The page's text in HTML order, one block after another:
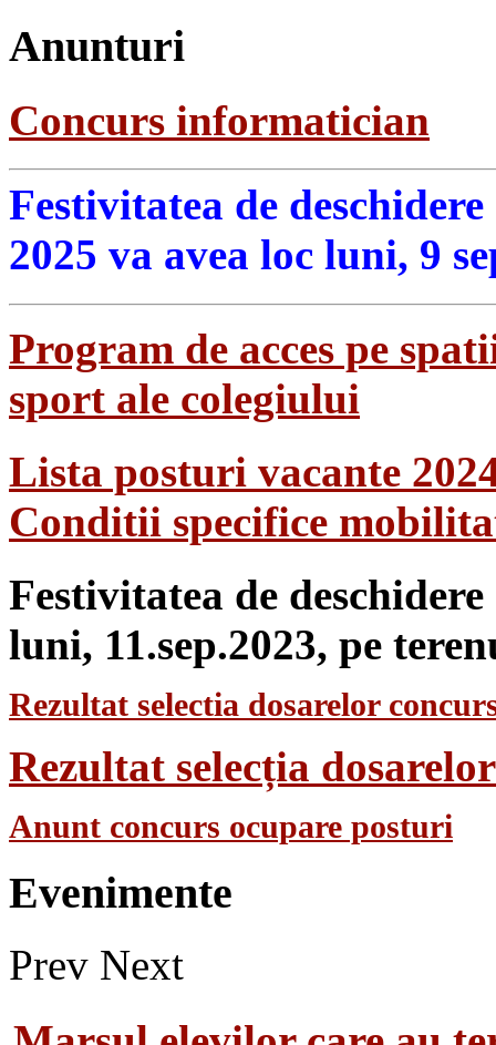
Anunturi
Concurs informatician
Festivitatea de
2025 va avea loc luni, 9
Program de acces pe
sport ale colegiului
Lista posturi vacante
Conditii specifice
Festivitatea de
luni, 11.sep.2023, pe
Rezultat selectia dosarelor
Rezultat selecția
Anunt concurs ocupare posturi
Evenimente
Prev Next